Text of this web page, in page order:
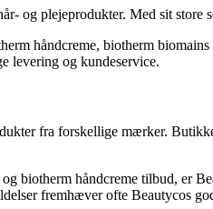
og plejeprodukter. Med sit
håndcreme, biotherm
levering og kundeservice.
fra forskellige mærker.
biotherm håndcreme tilbud,
fremhæver ofte Beautycos